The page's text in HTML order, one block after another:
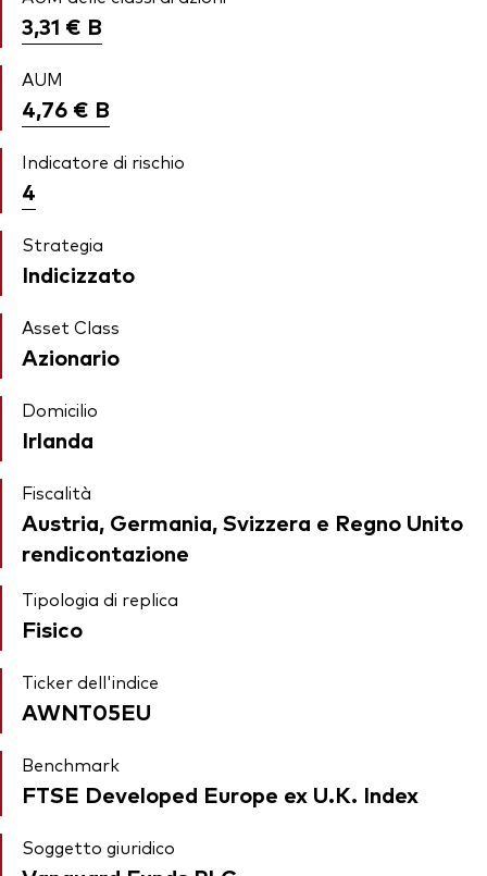
3,31 € B
AUM
4,76 € B
Indicatore di rischio
4
Strategia
Indicizzato
Asset Class
Azionario
Domicilio
Irlanda
Fiscalità
Austria, Germania, Svizzera e Regno Unito
rendicontazione
Tipologia di replica
Fisico
Ticker dell'indice
AWNT05EU
Benchmark
FTSE Developed Europe ex U.K. Index
Soggetto giuridico